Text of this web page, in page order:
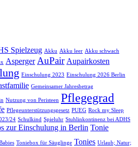
Spielzeug Akku Akku leer Akku schwach
Asperger AuPair Aupairkosten
Einschulung 2023 Einschulung 2026 Berlin
Gemeinsamer Jahresbetrag
Nutzung von Peristeen Pflegegrad
Pflegeunterstützungsgesetz PUEG Rock my Sleep
24 Schulkind Spieluhr Stuhlinkontinenz bei ADHS
zur Einschulung in Berlin Tonie
Toniebox für Säuglinge Tonies Urlaub; Natur;